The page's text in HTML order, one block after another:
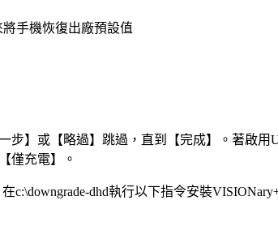
將手機恢復出廠預設值
步】或【略過】跳過，直到【完成】。著啟
僅充電】。
c:\downgrade-dhd執行以下指令安裝